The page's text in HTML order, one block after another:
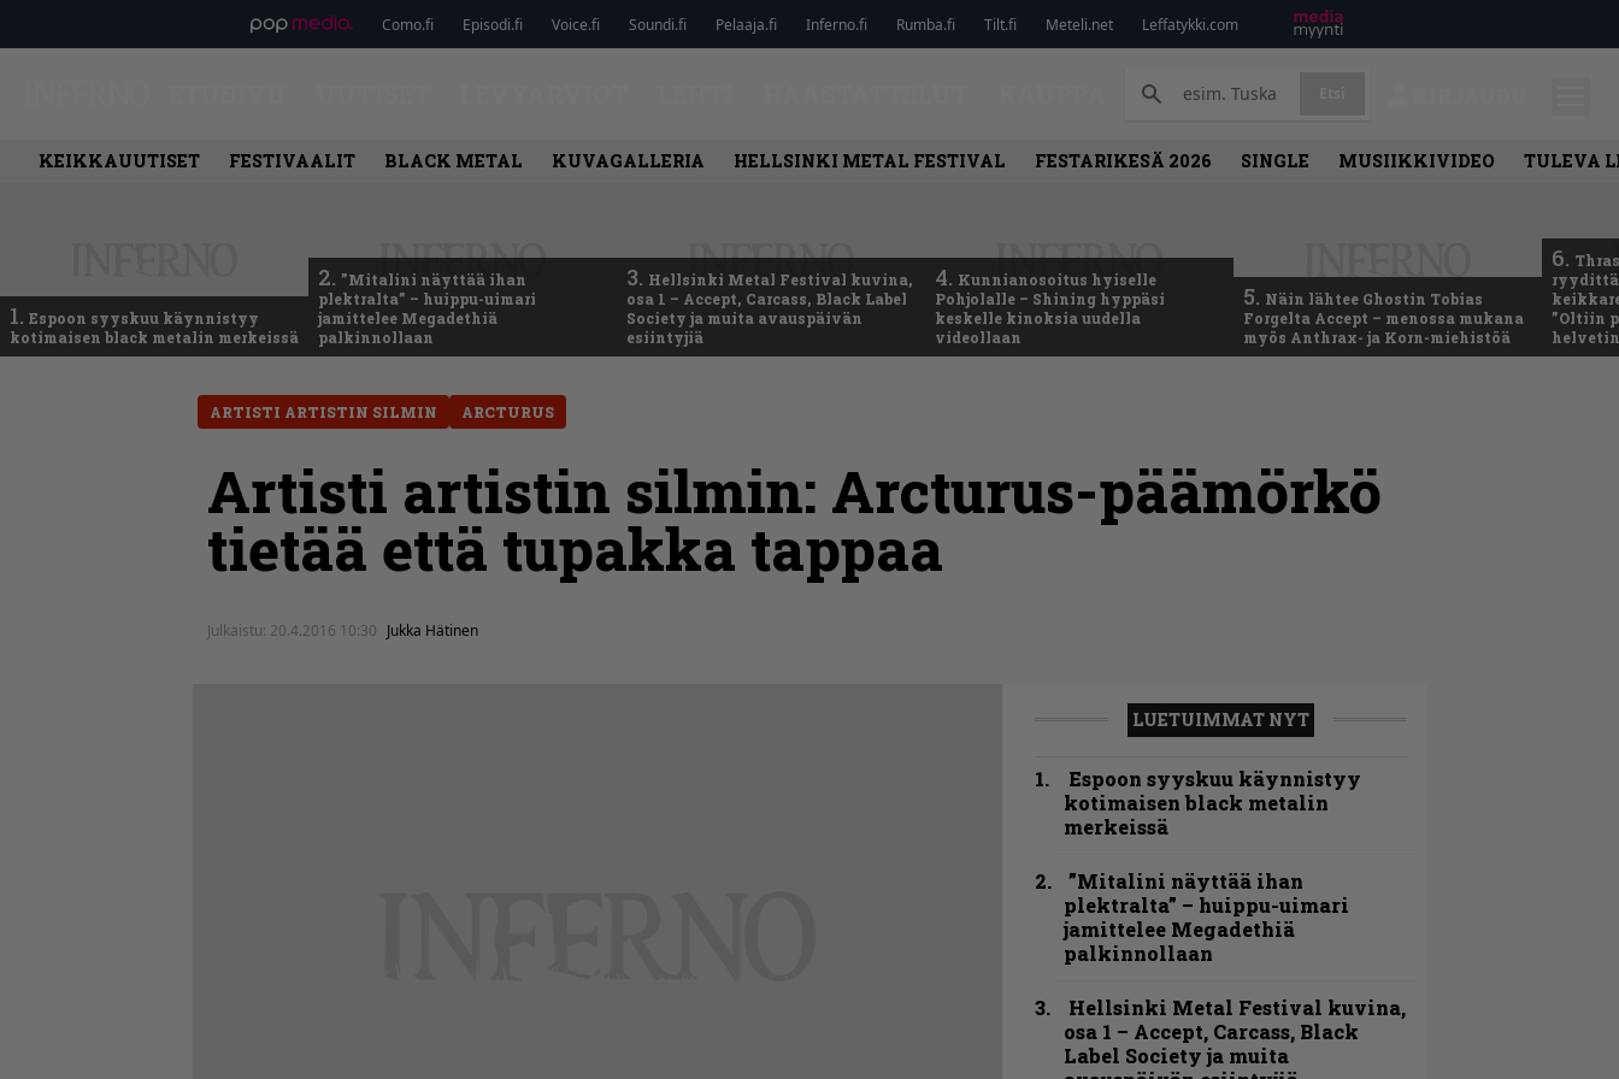
Como.fi Episodi.fi Voice.fi Soundi.fi Pelaaja.fi Inferno.fi Rumba.fi Tilt.fi Meteli.net Leffatykki.com
KEIKKAUUTISET FESTIVAALIT BLACK METAL KUVAGALLERIA HELLSINKI METAL FESTIVAL FESTARIKESÄ 2026 SINGLE MUSIIKKIVIDEO TULEVA
1. Espoon syyskuu käynnistyy
kotimaisen black metalin merkeissä
2. ”Mitalini näyttää ihan
plektralta” – huippu-uimari
jamittelee Megadethiä
palkinnollaan
3. Hellsinki Metal Festival kuvina,
osa 1 – Accept, Carcass, Black Label
Society ja muita avauspäivän
esiintyjiä
4. Kunnianosoitus hyiselle
Pohjolalle – Shining hyppäsi
keskelle kinoksia uudella
videollaan
5. Näin lähtee Ghostin Tobias
Forgelta Accept – menossa mukana
myös Anthrax- ja Korn-miehistöä
6.
”Oltiin
ARTISTI ARTISTIN SILMIN ARCTURUS
Artisti artistin silmin: Arcturus-päämörkö
tietää että tupakka tappaa
Julkaistu: 20.4.2016 10:30 Jukka Hätinen
LUETUIMMAT NYT
Espoon syyskuu käynnistyy
kotimaisen black metalin
merkeissä
”Mitalini näyttää ihan
plektralta” – huippu-uimari
jamittelee Megadethiä
palkinnollaan
Hellsinki Metal Festival kuvina,
osa 1 – Accept, Carcass, Black
Label Society ja muita